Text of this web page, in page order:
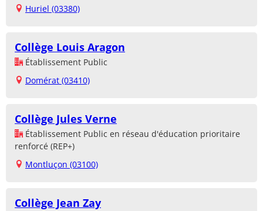
Huriel (03380)
Collège Louis Aragon
Établissement Public
Domérat (03410)
Collège Jules Verne
Établissement Public en réseau d'éducation prioritaire
renforcé (REP+)
Montluçon (03100)
Collège Jean Zay